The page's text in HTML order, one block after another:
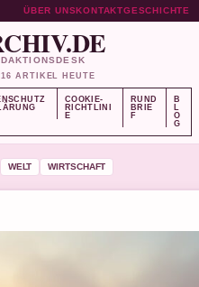
ÜBER UNSKONTAKTGESCHICHTE
16 ARTIKEL HEUTE
COOKIE-
RICHTLINI
E
RUND
BRIE
F
B
L
O
G
WELT WIRTSCHAFT